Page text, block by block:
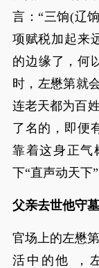
言：“三饷(辽
项赋税加起来
的边缘了，何
时，左懋第就
连老天都为百
了名的，即便
靠着这身正气
下“直声动天下”
父亲去世他守
官场上的左懋
活中的他 ，